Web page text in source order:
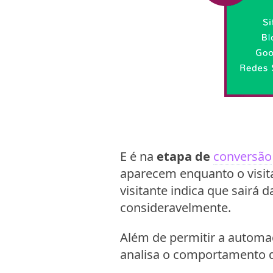
E é na etapa de conversão
aparecem enquanto o
visitante indica que sairá
consideravelmente.
Além de permitir a
analisa o comportamento